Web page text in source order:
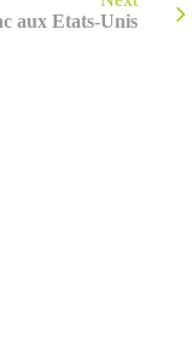
aux Etats-Unis